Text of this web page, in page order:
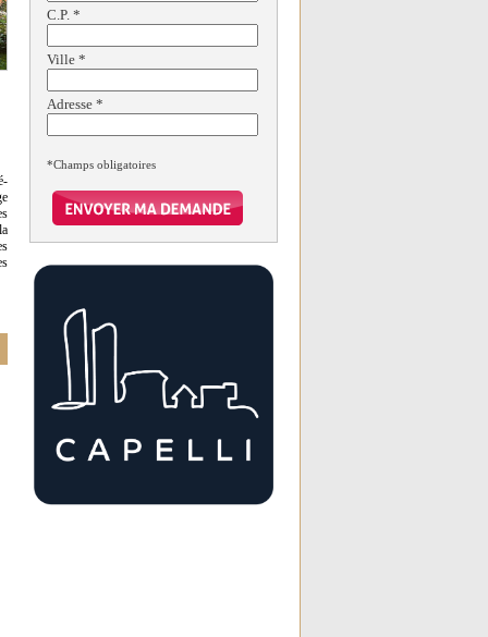
C.P. *
Ville *
Adresse *
*Champs obligatoires